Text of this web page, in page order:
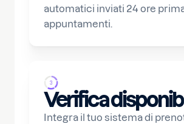
automatici inviati 24 ore
appuntamenti.
Verifica
Integra il tuo sistema di